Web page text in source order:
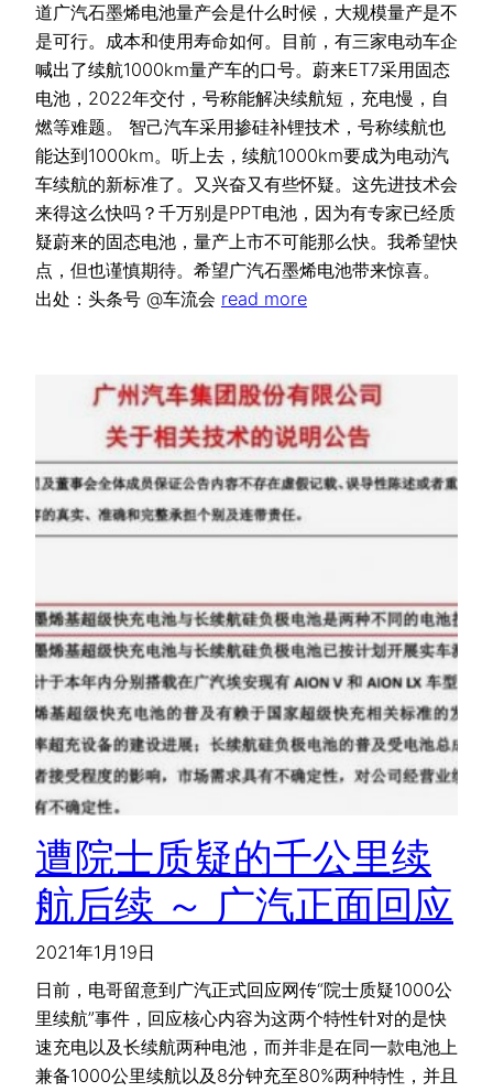
道广汽石墨烯电池量产会是什么时候，大规模量产是不
是可行。成本和使用寿命如何。目前，有三家电动车企
喊出了续航1000km量产车的口号。蔚来ET7采用固态
电池，2022年交付，号称能解决续航短，充电慢，自
燃等难题。 智己汽车采用掺硅补锂技术，号称续航也
能达到1000km。听上去，续航1000km要成为电动汽
车续航的新标准了。又兴奋又有些怀疑。这先进技术会
来得这么快吗？千万别是PPT电池，因为有专家已经质
疑蔚来的固态电池，量产上市不可能那么快。我希望快
点，但也谨慎期待。希望广汽石墨烯电池带来惊喜。
出处：头条号 @车流会 read more
遭院士质疑的千公里续
航后续 ～ 广汽正面回应
2021年1月19日
日前，电哥留意到广汽正式回应网传“院士质疑1000公
里续航”事件，回应核心内容为这两个特性针对的是快
速充电以及长续航两种电池，而并非是在同一款电池上
兼备1000公里续航以及8分钟充至80%两种特性，并且